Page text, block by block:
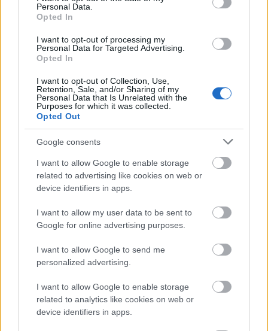
Personal Data.
Opted In
I want to opt-out of processing my
Personal Data for Targeted Advertising.
Opted In
I want to opt-out of Collection, Use,
Retention, Sale, and/or Sharing of my
Personal Data that Is Unrelated with the
Purposes for which it was collected.
Opted Out
Google consents
I want to allow Google to enable storage
related to advertising like cookies on web or
device identifiers in apps.
I want to allow my user data to be sent to
Google for online advertising purposes.
I want to allow Google to send me
personalized advertising.
I want to allow Google to enable storage
related to analytics like cookies on web or
device identifiers in apps.
της Εφορείας Εκπαίδευσης της Γενικής
Εφορείας! Μια ομάδα που συναντιέται (κυρίως
διαδικτυακά) 1-2 φορές κάθε έτος, συζητώντας
την πορεία της εκπαίδευσης σε κάθε σημείο της
Αυτή τη φορά, πήραμε την απόφαση να
συναντηθούμε από κοντά, σε ένα εμβληματικό
μέρος για την Προσκοπική Εκπαίδευση.
Εκπροσωπήθηκαν οι Περιφερειακές Εφορείες
Αθηνών, Ανατολικής Αττικής, Δυτικής Αττικής,
Μακεδονίας & Θράκης, Βορειοδυτικής Ελλάδας,
Μαγνησίας, Δυτικής Πελοποννήσου, Κυκλάδων,
Χίου και Δωδεκανήσων.
Κατά τη διάρκεια της συνάντησης, συζητήθηκαν
θέματα όπως:
2024.
Βελτίωση των εκπαιδεύσεων του Κύκλου
Διακριτικού Δάσους, των Αρχηγών Συστημάτων
και των Εκπαιδευτών.
Προγραμματισμός εκπαιδεύσεων και σημεία